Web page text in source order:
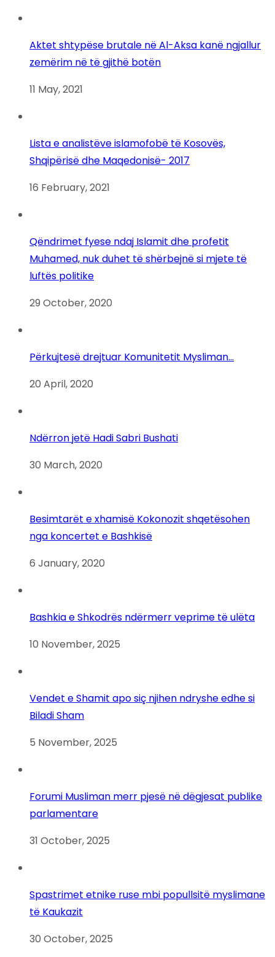
Aktet shtypëse brutale në Al-Aksa kanë ngjallur
zemërim në të gjithë botën
11 May, 2021
Lista e analistëve islamofobë të Kosovës,
Shqipërisë dhe Maqedonisë- 2017
16 February, 2021
Qëndrimet fyese ndaj Islamit dhe profetit
Muhamed, nuk duhet të shërbejnë si mjete të
luftës politike
29 October, 2020
Përkujtesë drejtuar Komunitetit Mysliman…
20 April, 2020
Ndërron jetë Hadi Sabri Bushati
30 March, 2020
Besimtarët e xhamisë Kokonozit shqetësohen
nga koncertet e Bashkisë
6 January, 2020
Bashkia e Shkodrës ndërmerr veprime të ulëta
10 November, 2025
Vendet e Shamit apo siç njihen ndryshe edhe si
Biladi Sham
5 November, 2025
Forumi Musliman merr pjesë në dëgjesat publike
parlamentare
31 October, 2025
Spastrimet etnike ruse mbi popullsitë myslimane
të Kaukazit
30 October, 2025